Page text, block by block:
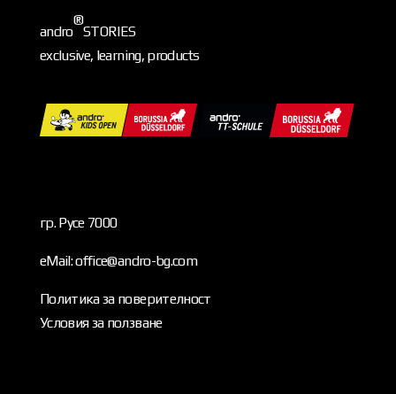
оригиналния
почистващ комплект
почистващата
запазва оптималните
характеристики –
andro
®
STORIES
exclusive, learning, products
гр. Русе 7000
eMail: office@andro-bg.com
Политика за поверителност
Условия за ползване